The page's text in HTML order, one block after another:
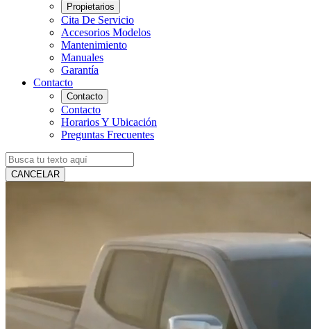
Propietarios
Cita De Servicio
Accesorios Modelos
Mantenimiento
Manuales
Garantía
Contacto
Contacto
Contacto
Horarios Y Ubicación
Preguntas Frecuentes
CANCELAR